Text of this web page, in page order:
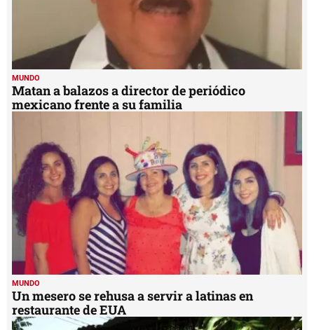
MUNDO
Matan a balazos a director de periódico
mexicano frente a su familia
MUNDO
Un mesero se rehusa a servir a latinas en
restaurante de EUA